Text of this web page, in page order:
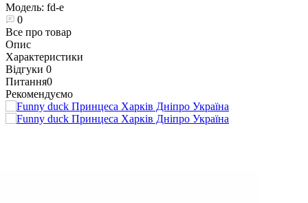
Модель: fd-e
0
Все про товар
Опис
Характеристики
Відгуки 0
Питання0
Рекомендуємо